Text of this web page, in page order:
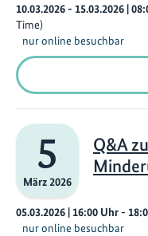
10.03.2026 - 15.03.2026 |
Time)
nur online besuchbar
5
März 2026
Q&A
05.03.2026 | 16:00 Uhr-
nur online besuchbar